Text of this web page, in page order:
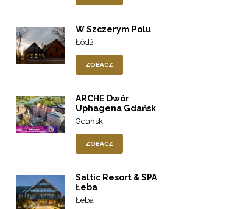
W Szczerym Polu
Łódź
ZOBACZ
ARCHE Dwór
Uphagena Gdańsk
Gdańsk
ZOBACZ
Saltic Resort & SPA
Łeba
Łeba